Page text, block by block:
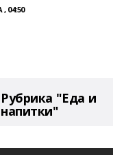
, 04:50
Рубрика "Еда и
напитки"